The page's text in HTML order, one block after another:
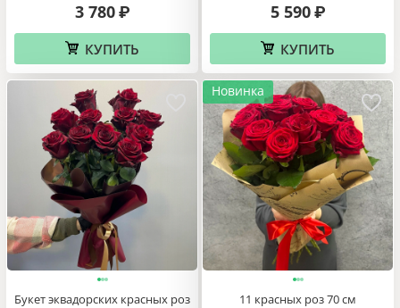
3 780 ₽
КУПИТЬ
5 590 ₽
КУПИТЬ
Букет эквадорских красных роз
Новинка
11 красных роз 70 см